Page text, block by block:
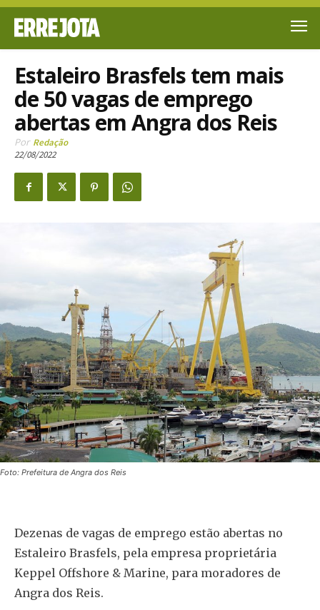
Estaleiro Brasfels tem mais
de 50 vagas de emprego
abertas em Angra dos Reis
Por Redação
22/08/2022
Foto: Prefeitura de Angra dos Reis
Dezenas de vagas de emprego estão abertas no
Estaleiro Brasfels, pela empresa proprietária
Keppel Offshore & Marine, para moradores de
Angra dos Reis.